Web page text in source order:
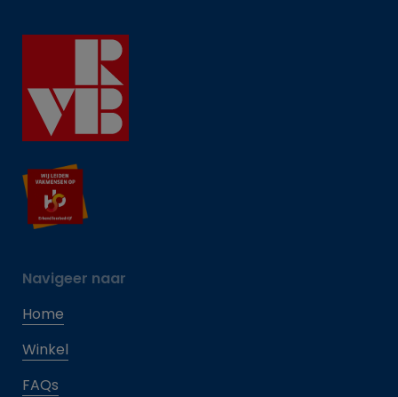
Navigeer naar
Home
Winkel
FAQs